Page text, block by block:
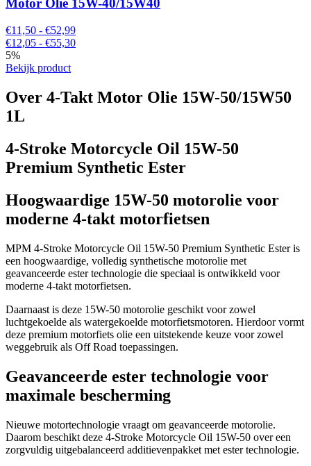
Motor Olie 15W-40/15W40
€11,50 - €52,99
€12,05 - €55,30
5%
Bekijk product
Over 4-Takt Motor Olie 15W-50/15W50
1L
4-Stroke Motorcycle Oil 15W-50
Premium Synthetic Ester
Hoogwaardige 15W-50 motorolie voor
moderne 4-takt motorfietsen
MPM 4-Stroke Motorcycle Oil 15W-50 Premium Synthetic Ester is
een hoogwaardige, volledig synthetische motorolie met
geavanceerde ester technologie die speciaal is ontwikkeld voor
moderne 4-takt motorfietsen.
Daarnaast is deze 15W-50 motorolie geschikt voor zowel
luchtgekoelde als watergekoelde motorfietsmotoren. Hierdoor vormt
deze premium motorfiets olie een uitstekende keuze voor zowel
weggebruik als Off Road toepassingen.
Geavanceerde ester technologie voor
maximale bescherming
Nieuwe motortechnologie vraagt om geavanceerde motorolie.
Daarom beschikt deze 4-Stroke Motorcycle Oil 15W-50 over een
zorgvuldig uitgebalanceerd additievenpakket met ester technologie.